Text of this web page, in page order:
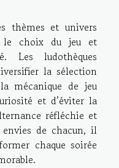
thèmes et univers
le choix du jeu et
Les ludothèques
la sélection
mécanique de jeu
et d’éviter la
réfléchie et
de chacun, il
chaque soirée